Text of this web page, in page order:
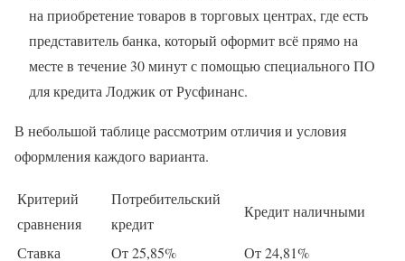
на приобретение товаров в торговых центрах, где есть
представитель банка, который оформит всё прямо на
месте в течение 30 минут с помощью специального ПО
для кредита Лоджик от Русфинанс.
В небольшой таблице рассмотрим отличия и условия
оформления каждого варианта.
Критерий
сравнения
Потребительский
кредит
Кредит наличными
Ставка От 25,85%
От 24,81%